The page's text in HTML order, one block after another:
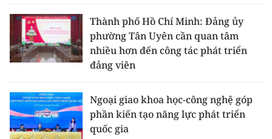
Thành phố Hồ Chí Minh: Đảng ủy
phường Tân Uyên cần quan tâm
nhiều hơn đến công tác phát triển
đảng viên
Ngoại giao khoa học-công nghệ góp
phần kiến tạo năng lực phát triển
quốc gia